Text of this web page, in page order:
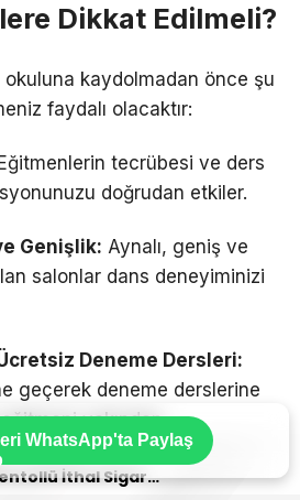
Dikkat Edilmeli?
okuluna kaydolmadan önce şu
faydalı olacaktır:
tecrübesi ve ders
doğrudan etkiler.
Genişlik: Aynalı, geniş ve
salonlar dans deneyiminizi
Deneme Dersleri:
geçerek deneme derslerine
yakından
Aromalı ve Mentollü İthal Sigara Tercihlerinde Oris Markası
WhatsApp'ta Paylaş